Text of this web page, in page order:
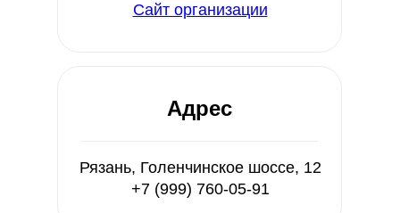
Сайт организации
Адрес
Рязань, Голенчинское шоссе, 12
+7 (999) 760-05-91